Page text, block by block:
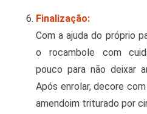
Finalização:
Com a ajuda do próprio
o rocambole com
pouco para não deixar
Após enrolar, decore
amendoim triturado por